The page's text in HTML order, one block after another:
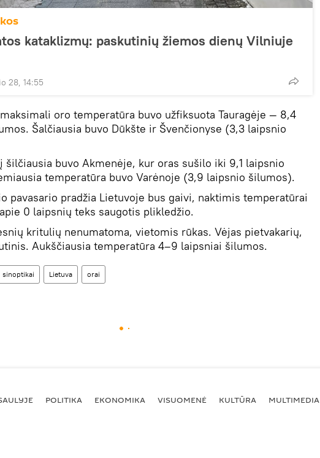
kataklizmų: paskutinių žiemos dienų Vilniuje
28, 14:55
oro temperatūra buvo užfiksuota Tauragėje — 8,4
Šalčiausia buvo Dūkšte ir Švenčionyse (3,3 laipsnio
šilčiausia buvo Akmenėje, kur oras sušilo iki 9,1 laipsnio
temperatūra buvo Varėnoje (3,9 laipsnio šilumos).
pavasario pradžia Lietuvoje bus gaivi, naktimis temperatūrai
0 laipsnių teks saugotis plikledžio.
kritulių nenumatoma, vietomis rūkas. Vėjas pietvakarių,
Aukščiausia temperatūra 4–9 laipsniai šilumos.
sinoptikai Lietuva orai
POLITIKA EKONOMIKA VISUOMENĖ KULTŪRA MULTIMEDIA